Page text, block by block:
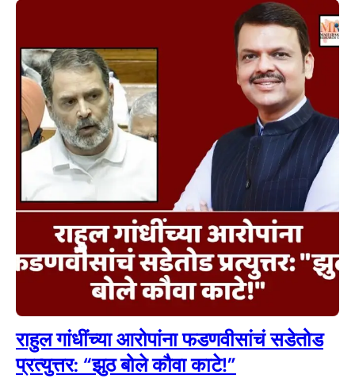
राहुल गांधींच्या आरोपांना फडणवीसांचं सडेतोड
प्रत्युत्तर: “झुठ बोले कौवा काटे!”